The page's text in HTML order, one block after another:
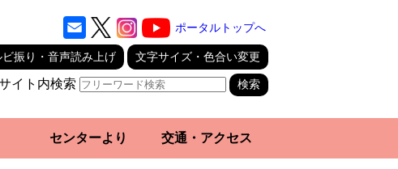
ポータルトップへ
ビ振り・音声読み上げ 文字サイズ・色合い変更
イト内検索
センターより 交通・アクセス